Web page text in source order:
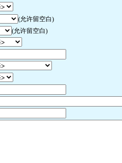
(允许留空白)
(允许留空白)